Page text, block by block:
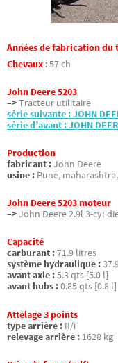
Années de fabrication du
Chevaux :57 ch
John Deere 5203
–>Tracteur utilitaire
série suivante : JOHN
série d’avant : JOHN
Production
fabricant :John Deere
usine : Pune,
John Deere 5203 moteur
–>John Deere 2.9l 3-cyl
Capacité
carburant :71.9 litres
système hydraulique :
avant axle :5.3 qts [5.0 l]
avant hubs :0.85 qts [0.8
Attelage 3 points
type arrière : II/i
relevage arrière : 1628 kg